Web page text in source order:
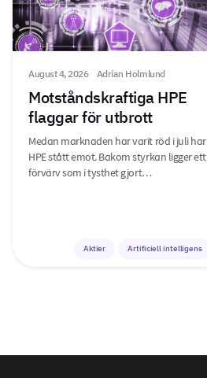
August 4, 2026 Adrian Holmlund
Motståndskraftiga HPE
flaggar för utbrott
Medan marknaden har varit röd i juli har
HPE stått emot. Bakom styrkan ligger ett
förvärv som i tysthet gjort…
Aktier Artificiell intelligens